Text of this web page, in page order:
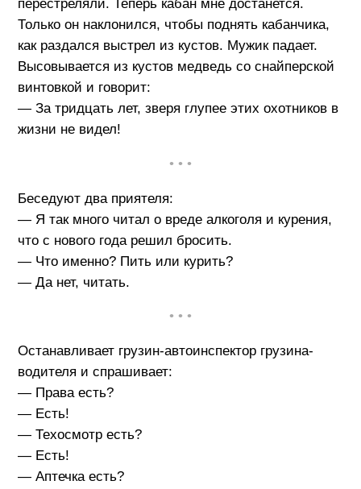
перестреляли. Теперь кабан мне достанется.
Только он наклонился, чтобы поднять кабанчика,
как раздался выстрел из кустов. Мужик падает.
Высовывается из кустов медведь со снайперской
винтовкой и говорит:
— За тридцать лет, зверя глупее этих охотников в
жизни не видел!
• • •
Беседуют два приятеля:
— Я так много читал о вреде алкоголя и курения,
что с нового года решил бросить.
— Что именно? Пить или курить?
— Да нет, читать.
• • •
Останавливает грузин-автоинспектор грузина-
водителя и спрашивает:
— Права есть?
— Есть!
— Техосмотр есть?
— Есть!
— Аптечка есть?